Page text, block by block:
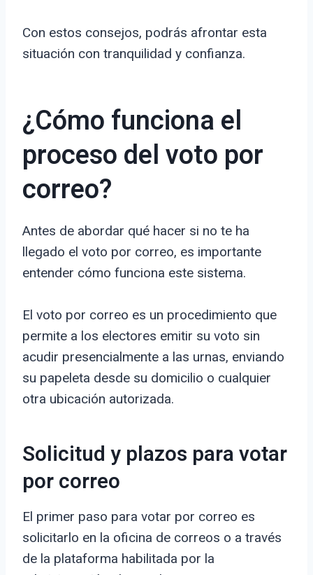
Con estos consejos, podrás afrontar esta
situación con tranquilidad y confianza.
¿Cómo funciona el
proceso del voto por
correo?
Antes de abordar qué hacer si no te ha
llegado el voto por correo, es importante
entender cómo funciona este sistema.
El voto por correo es un procedimiento que
permite a los electores emitir su voto sin
acudir presencialmente a las urnas, enviando
su papeleta desde su domicilio o cualquier
otra ubicación autorizada.
Solicitud y plazos para votar
por correo
El primer paso para votar por correo es
solicitarlo en la oficina de correos o a través
de la plataforma habilitada por la